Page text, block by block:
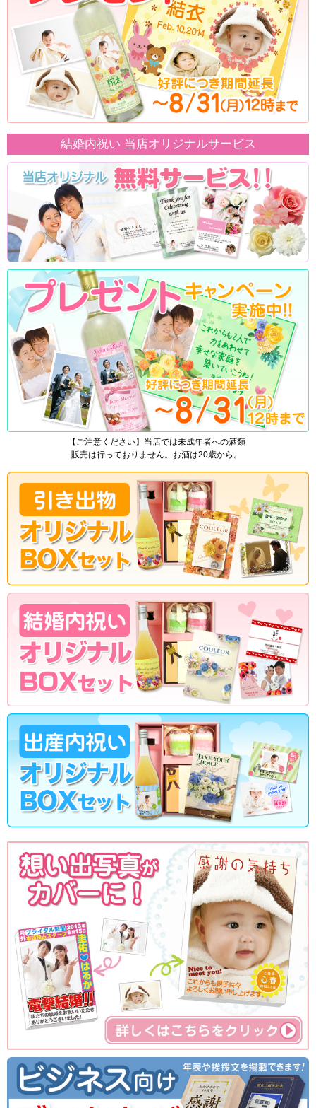
結婚内祝い 当店オリジナルサービス
【ご注意ください】当店では未成年者への酒類
販売は行っておりません。お酒は20歳から。